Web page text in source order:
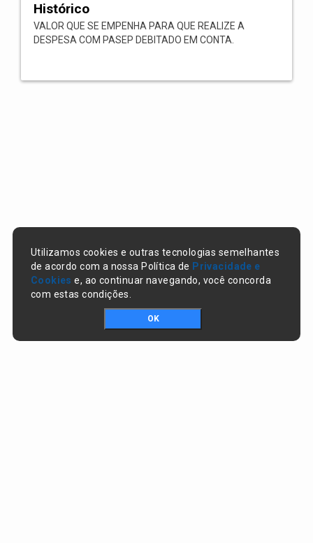
Histórico
VALOR QUE SE EMPENHA PARA QUE REALIZE A
DESPESA COM PASEP DEBITADO EM CONTA.
Utilizamos cookies e outras tecnologias semelhantes
de acordo com a nossa Política de Privacidade e
Cookies e, ao continuar navegando, você concorda
com estas condições.
OK